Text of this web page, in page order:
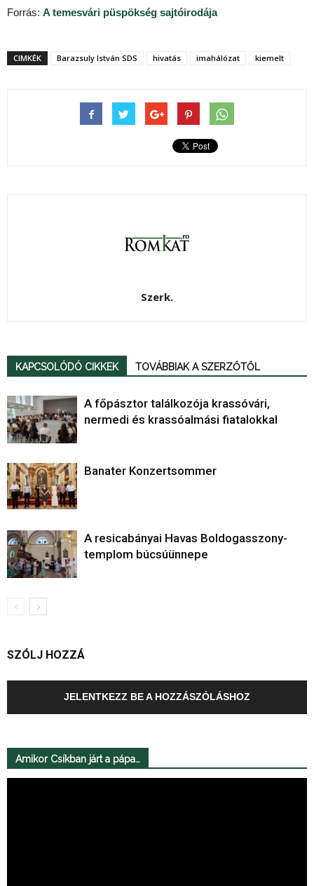
Forrás: A temesvári püspökség sajtóirodája
CIMKÉK Barazsuly István SDS hivatás imahálózat kiemelt
Szerk.
KAPCSOLÓDÓ CIKKEK TOVÁBBIAK A SZERZŐTŐL
A főpásztor találkozója krassóvári,
nermedi és krassóalmási fiatalokkal
Banater Konzertsommer
A resicabányai Havas Boldogasszony-
templom búcsúünnepe
SZÓLJ HOZZÁ
JELENTKEZZ BE A HOZZÁSZÓLÁSHOZ
Amikor Csíkban járt a pápa…